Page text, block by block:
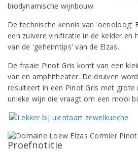
biodynamische wijnbouw.
De technische kennis van 'oenoloog'
een zuivere vinificatie in de kelder en
van de 'geheimtips' van de Elzas.
De fraaie Pinot Gris komt van een
van en amphitheater. De druiven
resulteert in een Pinot Gris met grote
unieke wijn die vraagt om een mooi
Proefnotitie